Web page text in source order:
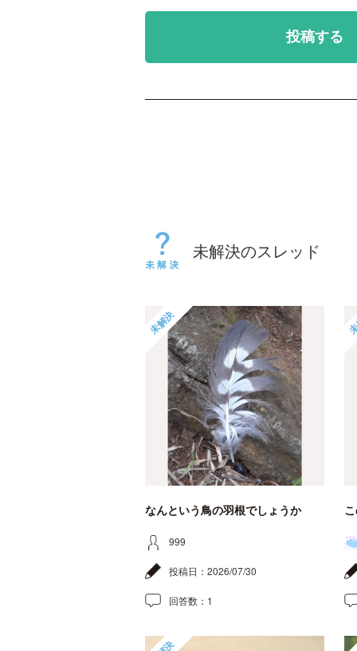
投稿する
未解決のスレッド
未解決
なんという鳥の羽根でしょうか
999
投稿日： 2026/07/30
回答数： 1